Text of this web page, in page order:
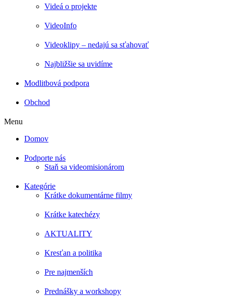
Videá o projekte
VideoInfo
Videoklipy – nedajú sa sťahovať
Najbližšie sa uvidíme
Modlitbová podpora
Obchod
Menu
Domov
Podporte nás
Staň sa videomisionárom
Kategórie
Krátke dokumentárne filmy
Krátke katechézy
AKTUALITY
Kresťan a politika
Pre najmenších
Prednášky a workshopy